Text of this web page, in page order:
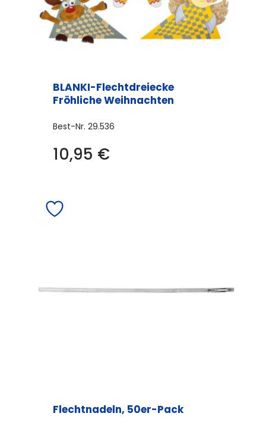
BLANKI-Flechtdreiecke
Fröhliche Weihnachten
Best-Nr. 29.536
10,95 €
Flechtnadeln, 50er-Pack